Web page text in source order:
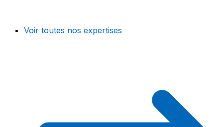
Voir toutes nos expertises